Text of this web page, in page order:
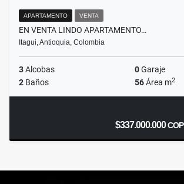
APARTAMENTO VENTA
EN VENTA LINDO APARTAMENTO…
Itagui, Antioquia, Colombia
3Alcobas 0Garaje
2 Baños 56Área m2
$337.000.000COP